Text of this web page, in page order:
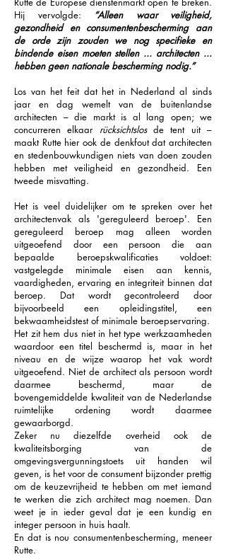
Hij vervolgde:
“Alleen waar veiligheid,
gezondheid en consumentenbescherming aan
de orde zijn zouden we nog specifieke en
bindende eisen moeten stellen ... architecten ...
hebben geen nationale bescherming nodig.”
Los van het feit dat het in Nederland al sinds
jaar en dag wemelt van de buitenlandse
architecten – die markt is al lang open; we
concurreren elkaar rücksichtslosde tent uit –
maakt Rutte hier ook de denkfout dat architecten
en stedenbouwkundigen niets van doen zouden
hebben met veiligheid en gezondheid. Een
tweede misvatting.
Het is veel duidelijker om te spreken over het
architectenvak als 'gereguleerd beroep'. Een
gereguleerd beroep mag alleen worden
uitgeoefend door een persoon die aan
bepaalde beroepskwalificaties voldoet:
vastgelegde minimale eisen aan kennis,
vaardigheden, ervaring en integriteit binnen dat
beroep. Dat wordt gecontroleerd door
bijvoorbeeld een opleidingstitel, een
bekwaamheidstest of minimale beroepservaring.
Het zit hem dus niet in het type werkzaamheden
waardoor een titel beschermd is, maar in het
niveau en de wijze waarop het vak wordt
uitgeoefend. Niet de architect als persoon wordt
daarmee beschermd, maar de
bovengemiddelde kwaliteit van de Nederlandse
ruimtelijke ordening wordt daarmee
gewaarborgd.
Zeker nu diezelfde overheid ook de
kwaliteitsborging van de
omgevingsvergunningstoets uit handen wil
geven, is het voor de consument bijzonder prettig
om de keuzevrijheid te hebben om met iemand
te werken die zich architect mag noemen. Dan
weet je in ieder geval dat je een kundig en
integer persoon in huis haalt.
En dat is nou consumentenbescherming, meneer
Rutte.